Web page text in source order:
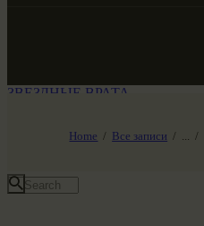
Home Все записи
ЗВЕЗДНЫЕ ВРАТА
SG-6